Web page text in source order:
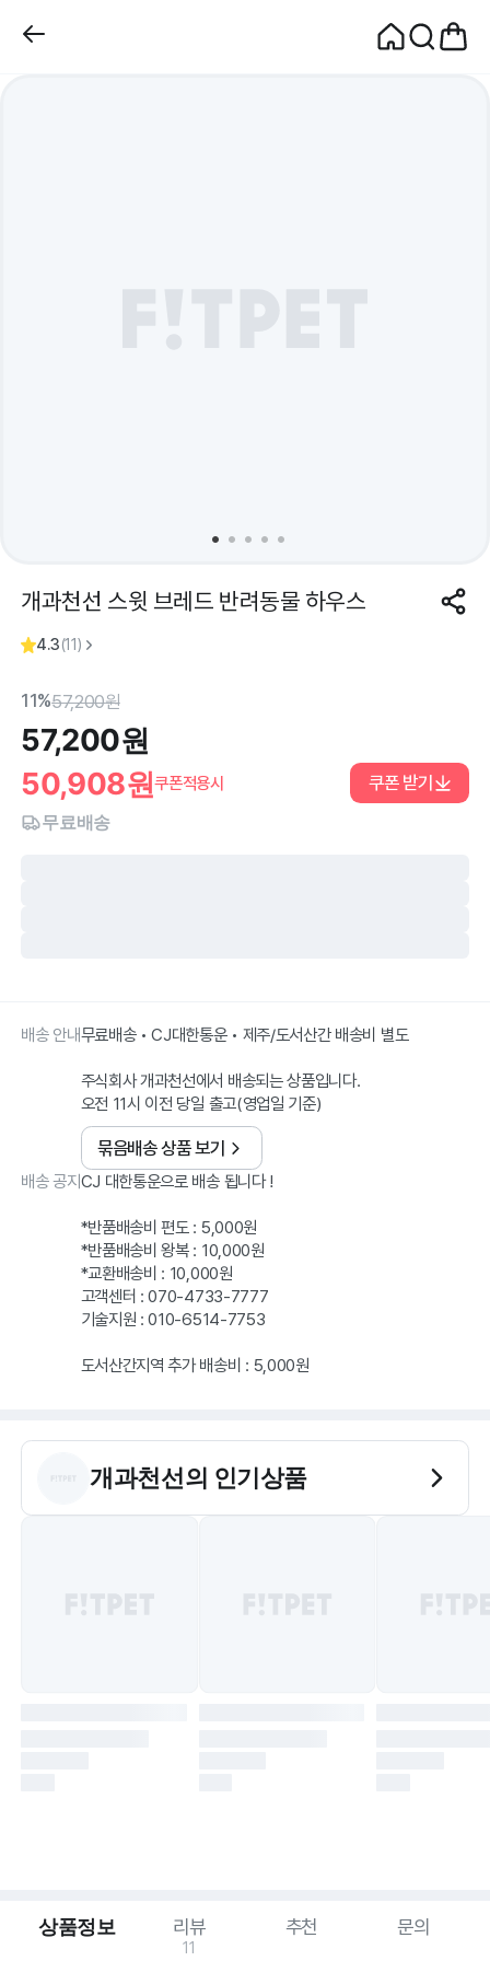
개과천선 스윗 브레드 반려동물 하우스
4.3(11)
11%57,200원
57,200원
50,908원쿠폰적용시 쿠폰 받기
무료배송
배송 안내무료배송 • CJ대한통운 • 제주/도서산간 배송비 별도
주식회사 개과천선에서 배송되는 상품입니다.
오전 11시 이전 당일 출고(영업일 기준)
묶음배송 상품 보기
배송 공지CJ 대한통운으로 배송 됩니다 !
*반품배송비 편도 : 5,000원
*반품배송비 왕복 : 10,000원
*교환배송비 : 10,000원
고객센터 : 070-4733-7777
기술지원 : 010-6514-7753
도서산간지역 추가 배송비 : 5,000원
개과천선의 인기상품
상품정보 리뷰
11
추천 문의